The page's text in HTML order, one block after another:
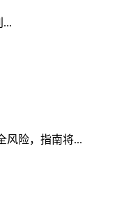
...
风险，指南将...